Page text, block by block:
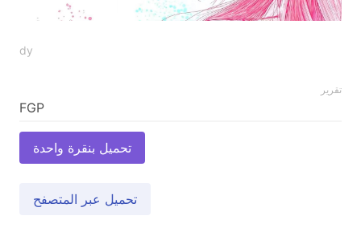
dy
تقرير
تحميل بنقرة واحدة
تحميل عبر المتصفح